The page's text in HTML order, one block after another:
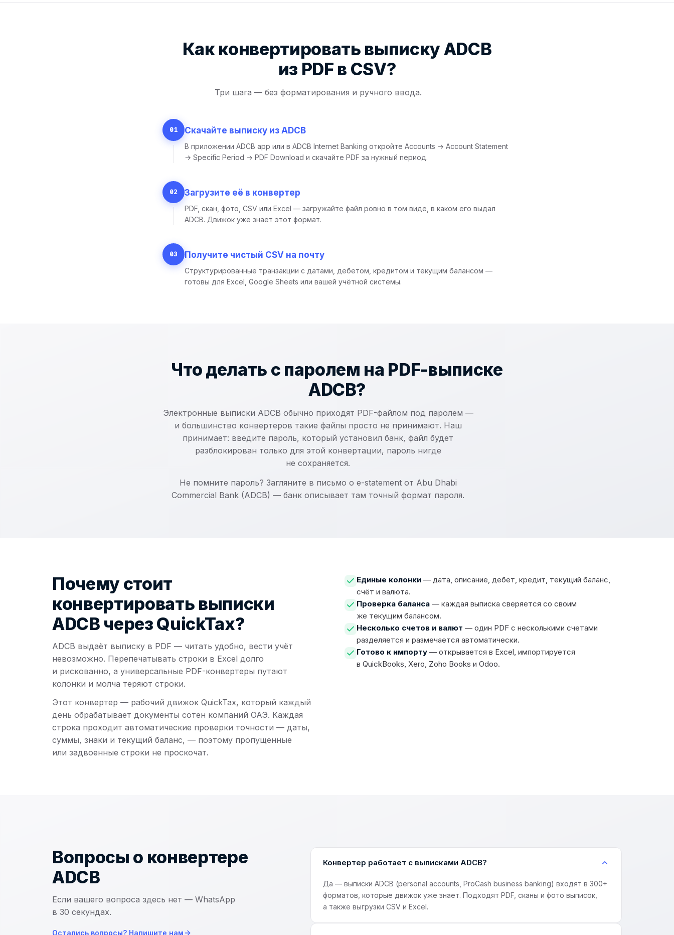
Как конвертировать выписку ADCB
из PDF в CSV?
Три шага — без форматирования и ручного ввода.
01 Скачайте выписку из ADCB
В приложении ADCB app или в ADCB Internet Banking откройте Accounts → Account Statement
→ Specific Period → PDF Download и скачайте PDF за нужный период.
02 Загрузите её в конвертер
PDF, скан, фото, CSV или Excel — загружайте файл ровно в том виде, в каком его выдал
ADCB. Движок уже знает этот формат.
03 Получите чистый CSV на почту
Структурированные транзакции с датами, дебетом, кредитом и текущим балансом —
готовы для Excel, Google Sheets или вашей учётной системы.
Что делать с паролем на PDF-выписке
ADCB?
Электронные выписки ADCB обычно приходят PDF-файлом под паролем —
и большинство конвертеров такие файлы просто не принимают. Наш
принимает: введите пароль, который установил банк, файл будет
разблокирован только для этой конвертации, пароль нигде
не сохраняется.
Не помните пароль? Загляните в письмо о e-statement от Abu Dhabi
Commercial Bank (ADCB) — банк описывает там точный формат пароля.
Почему стоит
конвертировать выписки
ADCB через QuickTax?
ADCB выдаёт выписку в PDF — читать удобно, вести учёт
невозможно. Перепечатывать строки в Excel долго
и рискованно, а универсальные PDF-конвертеры путают
колонки и молча теряют строки.
Этот конвертер — рабочий движок QuickTax, который каждый
день обрабатывает документы сотен компаний ОАЭ. Каждая
строка проходит автоматические проверки точности — даты,
суммы, знаки и текущий баланс, — поэтому пропущенные
или задвоенные строки не проскочат.
Единые колонки— дата, описание, дебет, кредит, текущий баланс,
счёт и валюта.
Проверка баланса— каждая выписка сверяется со своим
же текущим балансом.
Несколько счетов и валют — один PDF с несколькими счетами
разделяется и размечается автоматически.
Готово к импорту— открывается в Excel, импортируется
в QuickBooks, Xero, Zoho Books и Odoo.
Вопросы о конвертере
ADCB
Если вашего вопроса здесь нет — WhatsApp
в 30 секундах.
Остались вопросы? Напишите нам
Конвертер работает с выписками ADCB?
Да — выписки ADCB (personal accounts, ProCash business banking) входят в 300+
форматов, которые движок уже знает. Подходят PDF, сканы и фото выписок,
а также выгрузки CSV и Excel.